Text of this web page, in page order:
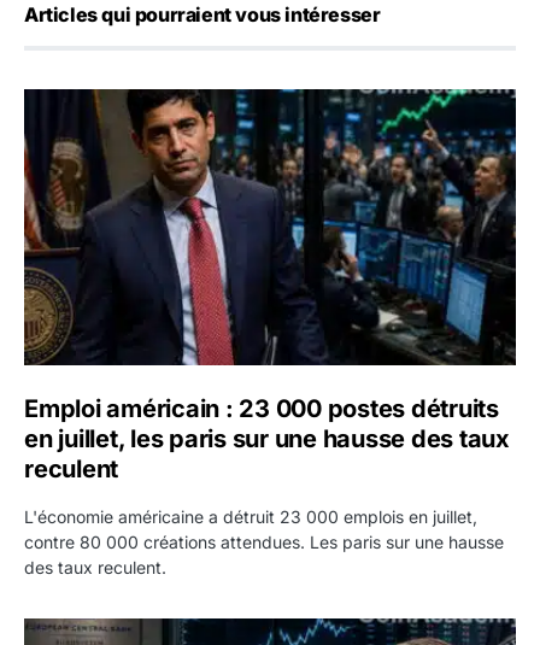
Articles qui pourraient vous intéresser
Emploi américain : 23 000 postes détruits en juillet, les
Emploi américain : 23 000 postes détruits
en juillet, les paris sur une hausse des taux
reculent
L'économie américaine a détruit 23 000 emplois en juillet,
contre 80 000 créations attendues. Les paris sur une hausse
des taux reculent.
Yen : Washington a vendu des euros sans prévenir la